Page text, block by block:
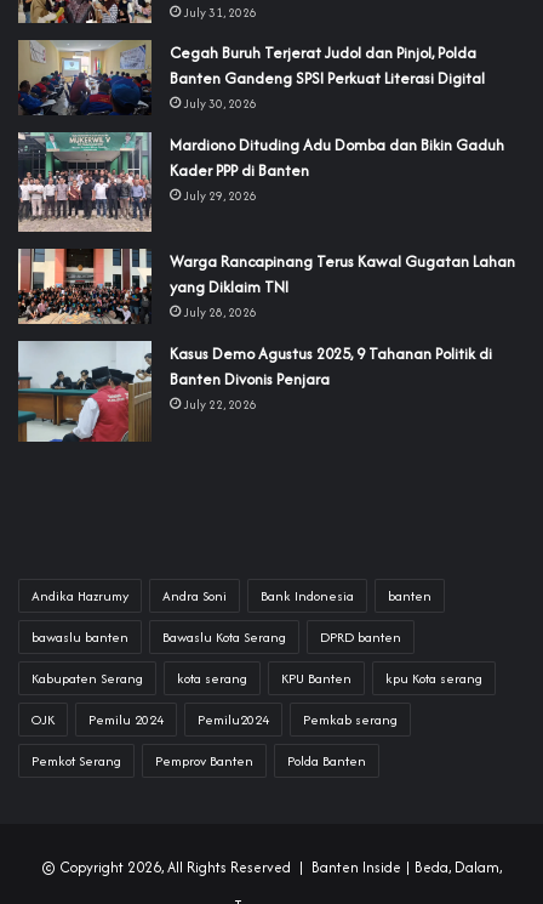
July 31, 2026
Cegah Buruh Terjerat Judol dan Pinjol, Polda
Banten Gandeng SPSI Perkuat Literasi Digital
July 30, 2026
‎Mardiono Dituding Adu Domba dan Bikin Gaduh
Kader PPP di Banten
July 29, 2026
‎Warga Rancapinang Terus Kawal Gugatan Lahan
yang Diklaim TNI‎‎
July 28, 2026
‎Kasus Demo Agustus 2025, 9 Tahanan Politik di
Banten Divonis Penjara
July 22, 2026
Andika Hazrumy Andra Soni Bank Indonesia banten
bawaslu banten Bawaslu Kota Serang DPRD banten
Kabupaten Serang kota serang KPU Banten kpu Kota serang
OJK Pemilu 2024 Pemilu2024 Pemkab serang
Pemkot Serang Pemprov Banten Polda Banten
© Copyright 2026, All Rights Reserved | Banten Inside | Beda, Dalam,